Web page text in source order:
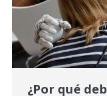
¿Por qué